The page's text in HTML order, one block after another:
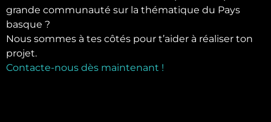
grande communauté sur la thématique du Pays
basque ?
Nous sommes à tes côtés pour t’aider à réaliser ton
projet.
Contacte-nous dès maintenant !